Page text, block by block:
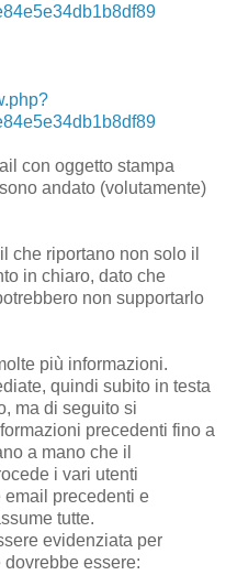
con oggetto stampa
andato (volutamente)
che riportano non solo il
in chiaro, dato che
non supportarlo
più informazioni.
quindi subito in testa
ma di seguito si
precedenti fino a
a mano che il
i vari utenti
precedenti e
tutte.
evidenziata per
essere: